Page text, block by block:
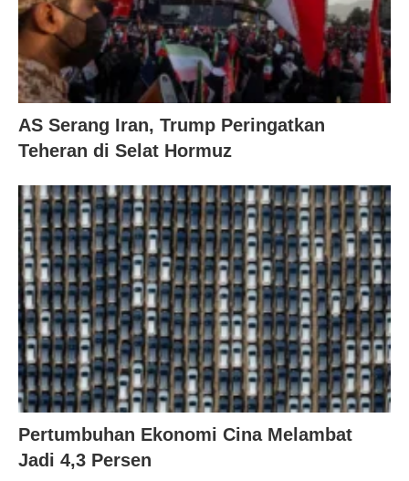
AS Serang Iran, Trump Peringatkan
Teheran di Selat Hormuz
Pertumbuhan Ekonomi Cina Melambat
Jadi 4,3 Persen